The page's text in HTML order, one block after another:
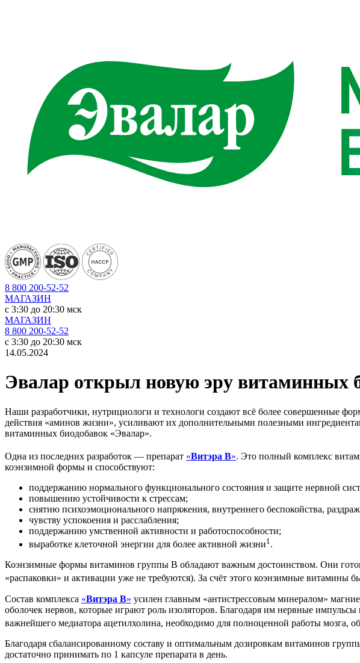
8 800 200-52-52
МАГАЗИН
c 3:30 до 20:30 мск
МАГАЗИН
8 800 200-52-52
c 3:30 до 20:30 мск
14.05.2024
Эвалар открыл новую эру витаминных
Наши разработчики, нутрициологи и технологи создают всё более совершенные
действия «аминов жизни», усиливают их дополнительными полезными
витаминных биодобавок «Эвалар».
Одна из последних разработок — препарат «Витэра В». Это полный комплекс
коэнзимной формы и способствуют:
поддержанию нормального функционального состояния и защите нервной
повышению устойчивости к стрессам;
снятию психоэмоционального напряжения, внутреннего беспокойства,
чувству успокоения и расслабления;
поддержанию умственной активности и работоспособности;
выработке клеточной энергии для более активной жизни1.
Коэнзимные формы витаминов группы В обладают важным достоинством. Они
«распаковки» и активации уже не требуются). За счёт этого коэнзимные витамины
Состав комплекса «Витэра В» усилен главным «антистрессовым минералом»
оболочек нервов, которые играют роль изоляторов. Благодаря им нервные
важнейшего медиатора ацетилхолина, необходимо для полноценной работы мозга,
Благодаря сбалансированному составу и оптимальным дозировкам витаминов
достаточно принимать по 1 капсуле препарата в день.